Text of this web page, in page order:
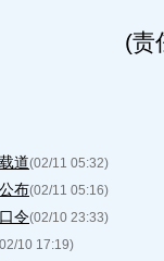
(责
道(02/11 05:32)
布(02/11 05:16)
令(02/10 23:33)
10 17:19)